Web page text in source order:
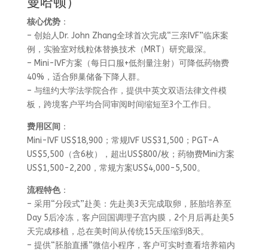
核心优势：
– 创始人Dr. John Zhang全球首次完成“三亲IVF”临床案
例，实验室对线粒体替换技术（MRT）研究最深。
– Mini-IVF方案（每日口服+低剂量注射）可降低药物费
40%，适合卵巢储备下降人群。
– 与纽约大学法学院合作，提供中英文双语法律文件模
板，跨境客户平均合同审阅时间缩短至3个工作日。
费用区间 ：
Mini-IVF US$18,900；常规IVF US$31,500；PGT-A
US$5,500（含6枚），超出US$800/枚；药物费Mini方案
US$1,500-2,200，常规方案US$4,000-5,500。
流程特色：
– 采用“分段式”赴美：先赴美3天完成取卵，胚胎培养至
Day 5后冷冻，客户回国调理子宫内膜，2个月后再赴美5
天完成移植，总在美时间从传统15天压缩到8天。
– 提供“胚胎直播”微信小程序，客户可实时查看培养箱内